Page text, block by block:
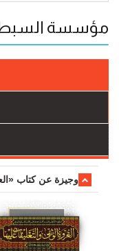
مؤسسة
وجیزة عن کتاب